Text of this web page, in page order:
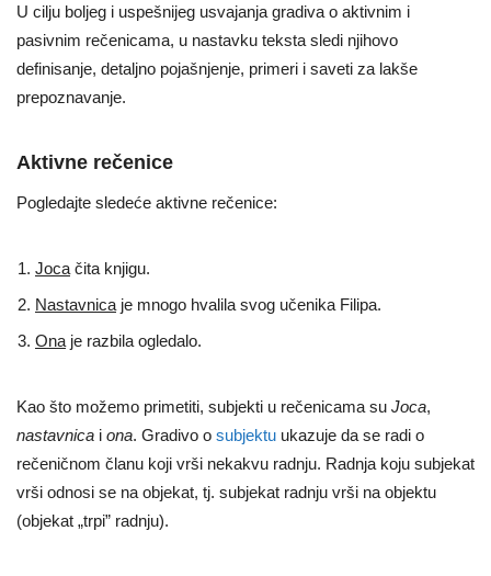
U cilju boljeg i uspešnijeg usvajanja gradiva o aktivnim i
pasivnim rečenicama, u nastavku teksta sledi njihovo
definisanje, detaljno pojašnjenje, primeri i saveti za lakše
prepoznavanje.
Aktivne rečenice
Pogledajte sledeće aktivne rečenice:
Joca čita knjigu.
Nastavnica je mnogo hvalila svog učenika Filipa.
Ona je razbila ogledalo.
Kao što možemo primetiti, subjekti u rečenicama su Joca,
nastavnica i ona. Gradivo o subjektu ukazuje da se radi o
rečeničnom članu koji vrši nekakvu radnju. Radnja koju subjekat
vrši odnosi se na objekat, tj. subjekat radnju vrši na objektu
(objekat „trpi” radnju).